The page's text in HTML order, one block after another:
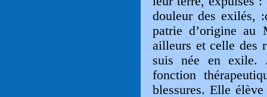
douleur des exilés,
patrie d’origine au
ailleurs et celle des
suis née en exile.
fonction
blessures. Elle